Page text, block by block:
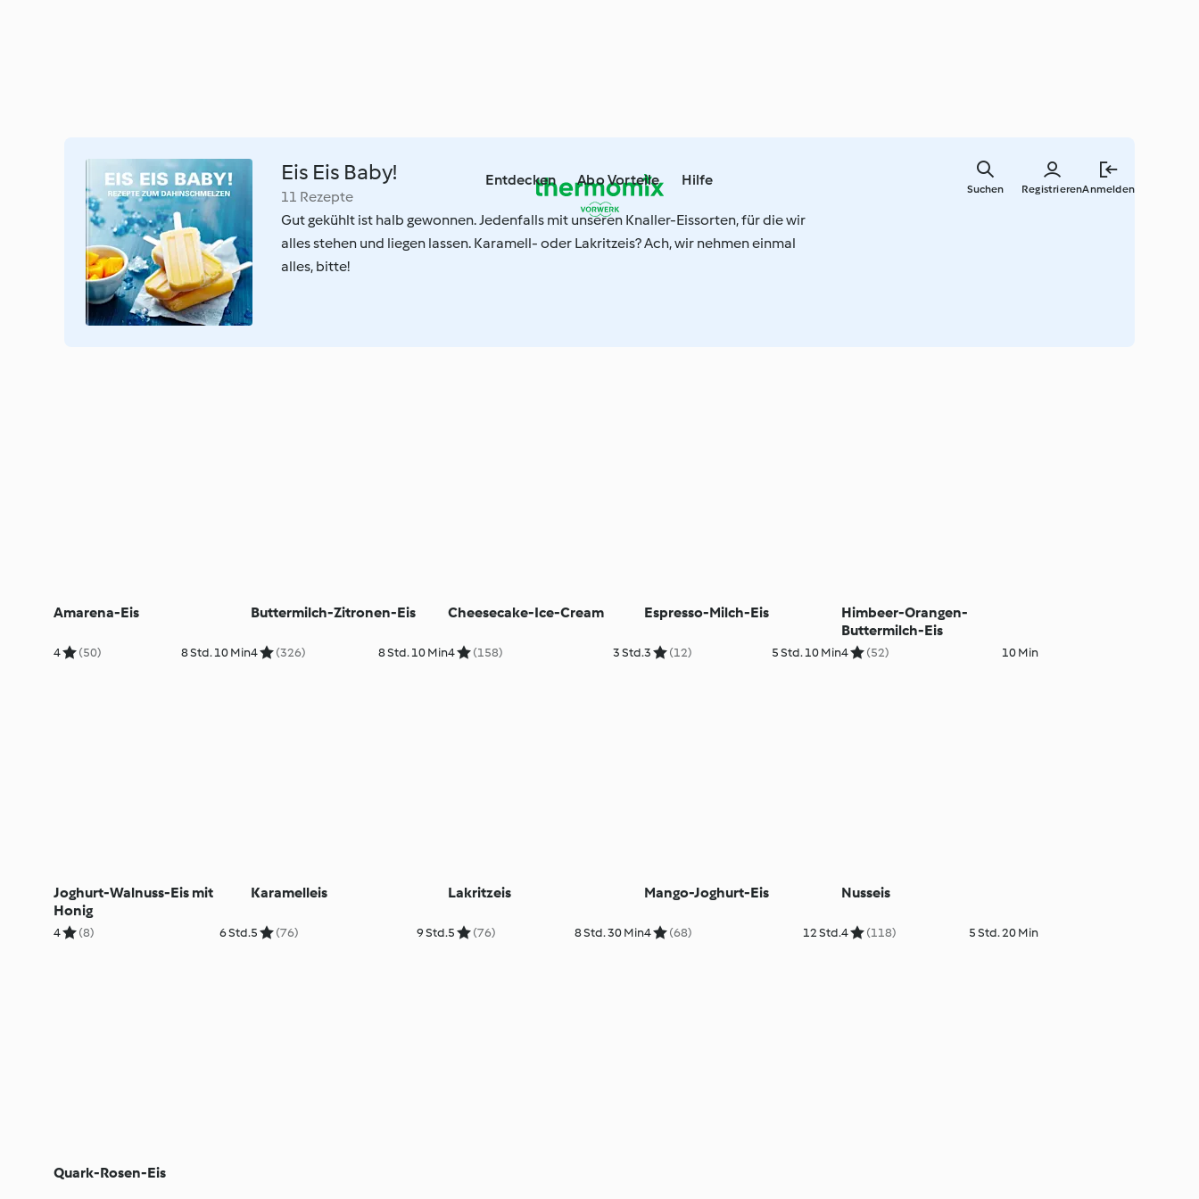
springen
Entdecken Abo Vorteile Hilfe
RegistrierenAnmelden
Suchen
Eis Eis Baby!
11 Rezepte
Gut gekühlt ist halb gewonnen. Jedenfalls mit unseren Knaller-Eissorten, für die wir
alles stehen und liegen lassen. Karamell- oder Lakritzeis? Ach, wir nehmen einmal
alles, bitte!
Amarena-Eis
4 (50) 8 Std. 10 Min
Buttermilch-Zitronen-Eis
4 (326) 8 Std. 10 Min
Cheesecake-Ice-Cream
4 (158) 3 Std.
Espresso-Milch-Eis
3 (12) 5 Std. 10 Min
Himbeer-Orangen-
Buttermilch-Eis
4 (52) 10 Min
Joghurt-Walnuss-Eis mit
Honig
4 (8) 6 Std.
Karamelleis
5 (76) 9 Std.
Lakritzeis
5 (76) 8 Std. 30 Min
Mango-Joghurt-Eis
4 (68) 12 Std.
Nusseis
4 (118) 5 Std. 20 Min
Quark-Rosen-Eis